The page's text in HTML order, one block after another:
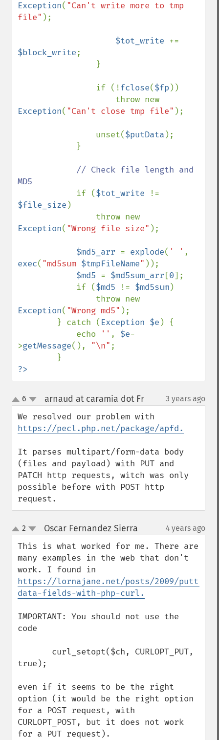
Exception( "Can't write more to tmp
file" );
$tot_write
$block_write;
                if (!
fclose($fp ))
Exception( "Can't close tmp file" );
                unset(
$putData );
// Check file length and
MD5
if ($tot_write
$file_size )
Exception( "Wrong file size" );
$md5_arr = explode( ' '
exec( "md5sum $tmpFileName" ));
$md5 = $md5sum_arr [0];
            if (
$md5 != $md5sum)
Exception( "Wrong md5" );
        } catch (
Exception $e ) {
            echo
'' , $e-
>getMessage(), "\n" ;
?>
up
down
6 arnaud at caramia dot Fr¶ 3 years ago
https://pecl.php.net/package/apfd.
It parses multipart/form-data body
(files and payload) with PUT and
PATCH http requests, witch was only
possible before with POST http
request.
up
down
2 Oscar Fernandez Sierra 4 years ago
This is what worked for me. There are
many examples in the web that don't
https://lornajane.net/posts/2009/putting-
data-fields-with-php-curl.
IMPORTANT: You should not use the
code
true);
even if it seems to be the right
option (it would be the right option
for a POST request, with
CURLOPT_POST, but it does not work
for a PUT request).